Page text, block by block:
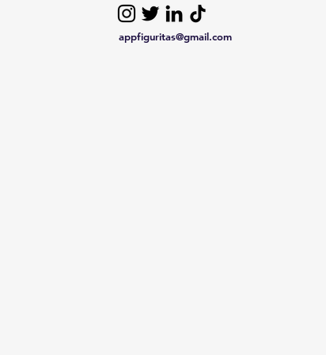
appfiguritas@gmail.com